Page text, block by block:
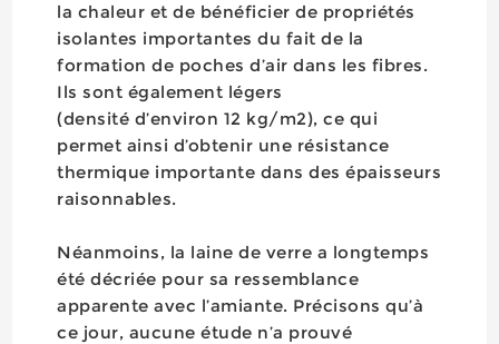
la chaleur et de bénéficier de propriétés
isolantes importantes du fait de la
formation de poches d’air dans les fibres.
Ils sont également légers
(densité d’environ 12 kg/m2), ce qui
permet ainsi d’obtenir une résistance
thermique importante dans des épaisseurs
raisonnables.
Néanmoins, la laine de verre a longtemps
été décriée pour sa ressemblance
apparente avec l’amiante. Précisons qu’à
ce jour, aucune étude n’a prouvé